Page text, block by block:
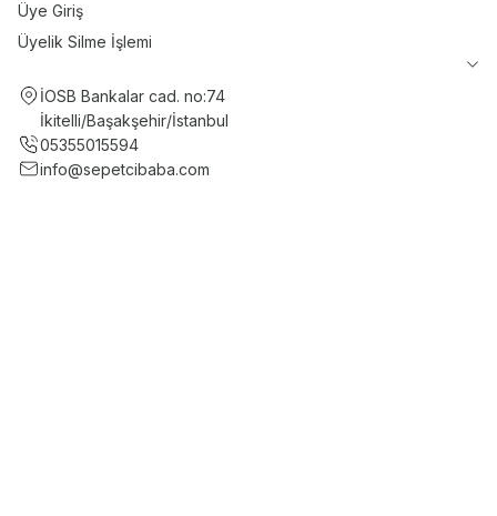
Üye Giriş
Üyelik Silme İşlemi
İOSB Bankalar cad. no:74
İkitelli/Başakşehir/İstanbul
05355015594
info@sepetcibaba.com